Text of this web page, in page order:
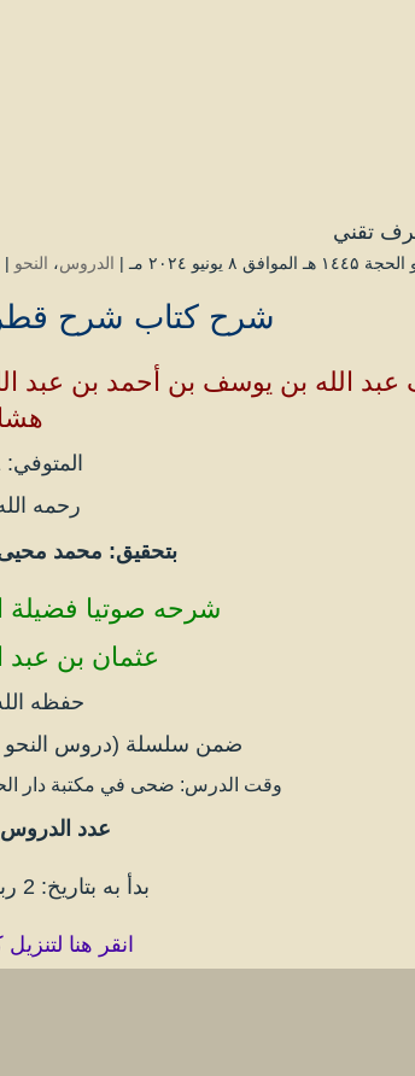
تقني
الدروس، النحو |
شرح كتاب شرح
عبد الله بن يوسف بن أحمد بن عبد
المتوفي: 761 هـ
رحمه
بتحقيق: محمد محيى
شرحه صوتيا فضيلة
عثمان بن عبد
حفظه
ضمن سلسلة (دروس النحو
وقت الدرس: ضحى في مكتبة دار
عدد الدروس: 87
بدأ به بتاريخ: 2 ربيع الثاني 1442
انقر هنا